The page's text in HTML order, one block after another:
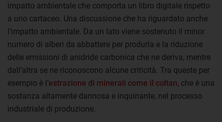
impatto ambientale che comporta un libro digitale rispetto
a uno cartaceo. Una discussione che ha riguardato anche
l’impatto ambientale. Da un lato viene sostenuto il minor
numero di alberi da abbattere per produrla e la riduzione
delle emissioni di anidride carbonica che ne deriva, mentre
dall’altra se ne riconoscono alcune criticità. Tra queste per
esempio è l’estrazione di minerali come il coltan, che è una
sostanza altamente dannosa e inquinante, nel processo
industriale di produzione.